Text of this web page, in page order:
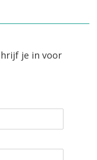
je in voor